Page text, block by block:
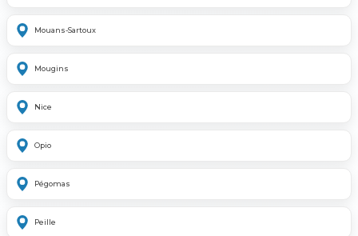
Mouans-Sartoux
Mougins
Nice
Opio
Pégomas
Peille